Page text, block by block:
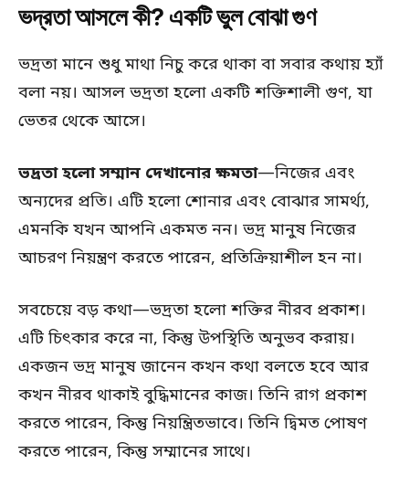
ভদ্রতা আসলে কী? একটি ভুল বোঝা গুণ
ভদ্রতা মানে শুধু মাথা নিচু করে থাকা বা সবার কথায় হ্যাঁ
বলা নয়। আসল ভদ্রতা হলো একটি শক্তিশালী গুণ, যা
ভেতর থেকে আসে।
ভদ্রতা হলো সম্মান দেখানোর ক্ষমতা—নিজের এবং
অন্যদের প্রতি। এটি হলো শোনার এবং বোঝার সামর্থ্য,
এমনকি যখন আপনি একমত নন। ভদ্র মানুষ নিজের
আচরণ নিয়ন্ত্রণ করতে পারেন, প্রতিক্রিয়াশীল হন না।
সবচেয়ে বড় কথা—ভদ্রতা হলো শক্তির নীরব প্রকাশ।
এটি চিৎকার করে না, কিন্তু উপস্থিতি অনুভব করায়।
একজন ভদ্র মানুষ জানেন কখন কথা বলতে হবে আর
কখন নীরব থাকাই বুদ্ধিমানের কাজ। তিনি রাগ প্রকাশ
করতে পারেন, কিন্তু নিয়ন্ত্রিতভাবে। তিনি দ্বিমত পোষণ
করতে পারেন, কিন্তু সম্মানের সাথে।